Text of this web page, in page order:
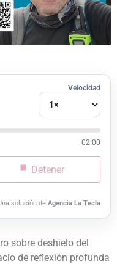
Velocidad
02:00
Detener
solución de Agencia La Tecla
sobre deshielo del
de reflexión profunda